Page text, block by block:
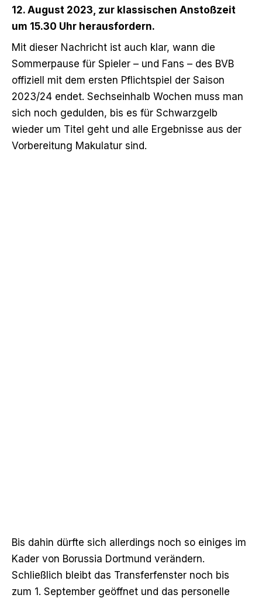
12. August 2023, zur klassischen Anstoßzeit
um 15.30 Uhr herausfordern.
Mit dieser Nachricht ist auch klar, wann die
Sommerpause für Spieler – und Fans – des BVB
offiziell mit dem ersten Pflichtspiel der Saison
2023/24 endet. Sechseinhalb Wochen muss man
sich noch gedulden, bis es für Schwarzgelb
wieder um Titel geht und alle Ergebnisse aus der
Vorbereitung Makulatur sind.
Bis dahin dürfte sich allerdings noch so einiges im
Kader von Borussia Dortmund verändern.
Schließlich bleibt das Transferfenster noch bis
zum 1. September geöffnet und das personelle